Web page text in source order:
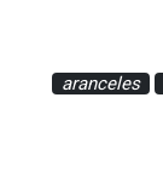
aranceles